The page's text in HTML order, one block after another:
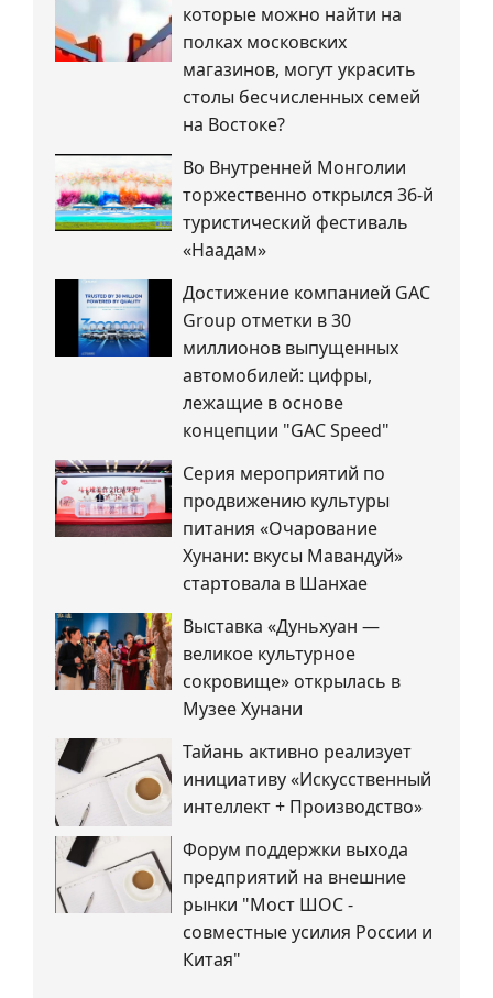
которые можно найти на
полках московских
магазинов, могут украсить
столы бесчисленных семей
на Востоке?
Во Внутренней Монголии
торжественно открылся 36-й
туристический фестиваль
«Наадам»
Достижение компанией GAC
Group отметки в 30
миллионов выпущенных
автомобилей: цифры,
лежащие в основе
концепции "GAC Speed"
Серия мероприятий по
продвижению культуры
питания «Очарование
Хунани: вкусы Мавандуй»
стартовала в Шанхае
Выставка «Дуньхуан —
великое культурное
сокровище» открылась в
Музее Хунани
Тайань активно реализует
инициативу «Искусственный
интеллект + Производство»
Форум поддержки выхода
предприятий на внешние
рынки "Мост ШОС -
совместные усилия России и
Китая"